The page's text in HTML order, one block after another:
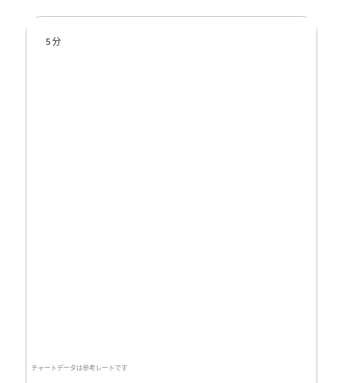
チャートデータは参考レートです
5 分